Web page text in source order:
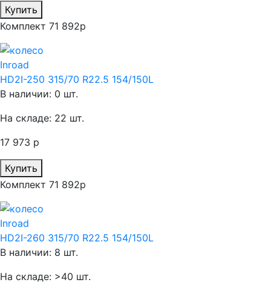
Купить
Комплект 71 892р
Inroad
HD2I-250 315/70 R22.5 154/150L
В наличии: 0 шт.
На складе: 22 шт.
17 973 р
Купить
Комплект 71 892р
Inroad
HD2I-260 315/70 R22.5 154/150L
В наличии: 8 шт.
На складе: >40 шт.